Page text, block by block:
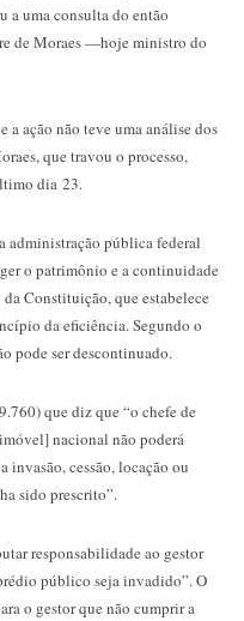
a uma consulta do então
de Moraes —hoje ministro do
a ação não teve uma análise dos
que travou o processo,
dia 23.
administração pública federal
o patrimônio e a continuidade
Constituição, que estabelece
da eficiência. Segundo o
pode ser descontinuado.
que diz que “o chefe de
nacional não poderá
invasão, cessão, locação ou
sido prescrito”.
responsabilidade ao gestor
público seja invadido”. O
o gestor que não cumprir a